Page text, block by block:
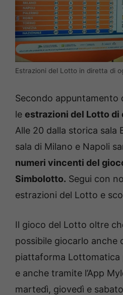
Estrazioni del Lotto in diretta di
Secondo appuntamento
le estrazioni del Lotto di
Alle 20 dalla storica sala
sala di Milano e Napoli
numeri vincenti del
Simbolotto. Segui con
estrazioni del Lotto e
Il gioco del Lotto oltre
possibile giocarlo anche
piattaforma Lottomatica
e anche tramite l’App
martedì, giovedì e